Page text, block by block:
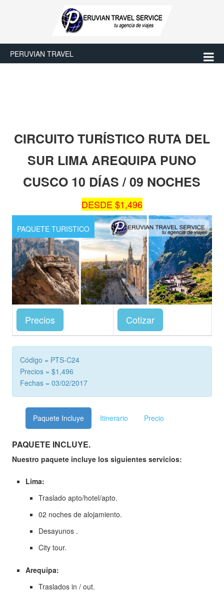
PERUVIAN TRAVEL
CIRCUITO TURÍSTICO RUTA DEL
SUR LIMA AREQUIPA PUNO
CUSCO 10 DÍAS / 09 NOCHES
DESDE $1,496
PAQUETE TURISTICO
Precios Cotizar
Código = PTS-C24
Precios = $1,496
Fechas = 03/02/2017
Paquete Incluye Itinerario Precio
PAQUETE INCLUYE.
Nuestro paquete incluye los siguientes servicios:
Lima:
Traslado apto/hotel/apto.
02 noches de alojamiento.
Desayunos .
City tour.
Arequipa:
Traslados in / out.